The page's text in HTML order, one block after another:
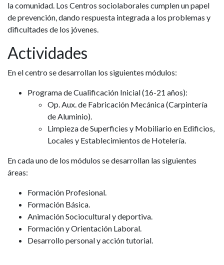
la comunidad. Los Centros sociolaborales cumplen un papel
de prevención, dando respuesta integrada a los problemas y
dificultades de los jóvenes.
Actividades
En el centro se desarrollan los siguientes módulos:
Programa de Cualificación Inicial (16-21 años):
Op. Aux. de Fabricación Mecánica (Carpintería
de Aluminio).
Limpieza de Superficies y Mobiliario en Edificios,
Locales y Establecimientos de Hotelería.
En cada uno de los módulos se desarrollan las siguientes
áreas:
Formación Profesional.
Formación Básica.
Animación Sociocultural y deportiva.
Formación y Orientación Laboral.
Desarrollo personal y acción tutorial.